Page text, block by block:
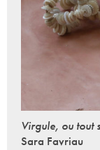
Virgule, ou tout
Sara Favriau